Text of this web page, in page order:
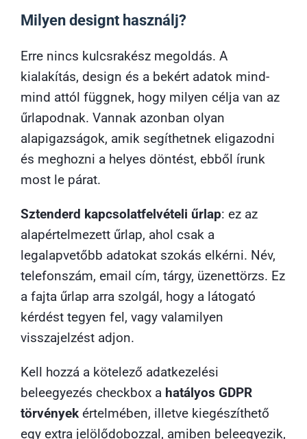
Milyen designt használj?
Erre nincs kulcsrakész megoldás. A
kialakítás, design és a bekért adatok mind-
mind attól függnek, hogy milyen célja van az
űrlapodnak. Vannak azonban olyan
alapigazságok, amik segíthetnek eligazodni
és meghozni a helyes döntést, ebből írunk
most le párat.
Sztenderd kapcsolatfelvételi űrlap: ez az
alapértelmezett űrlap, ahol csak a
legalapvetőbb adatokat szokás elkérni. Név,
telefonszám, email cím, tárgy, üzenettörzs. Ez
a fajta űrlap arra szolgál, hogy a látogató
kérdést tegyen fel, vagy valamilyen
visszajelzést adjon.
Kell hozzá a kötelező adatkezelési
beleegyezés checkbox a hatályos GDPR
törvények értelmében, illetve kiegészíthető
egy extra jelölődobozzal, amiben beleegyezik,